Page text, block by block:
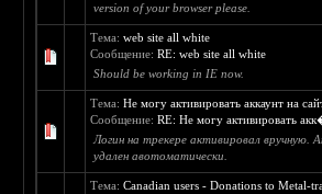
version of your browser please.
Тема:web site all white
Сообщение:RE: web site all white
Should be working in IE now.
Тема:Не могу активировать аккаунт на
Сообщение:RE: Не могу активировать
Логин на трекере активировал вручную.
удален авотоматически.
Тема:Canadian users - Donations to Metal-